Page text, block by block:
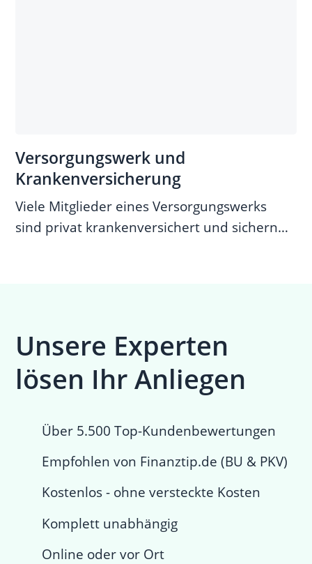
Versorgungswerk und
Krankenversicherung
Viele Mitglieder eines Versorgungswerks
sind privat krankenversichert und sichern
Unsere Experten
lösen Ihr Anliegen
Über 5.500 Top-Kundenbewertungen
Empfohlen von Finanztip.de (BU & PKV)
Kostenlos - ohne versteckte Kosten
Komplett unabhängig
Online oder vor Ort